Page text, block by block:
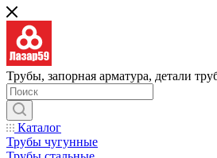
Трубы, запорная арматура, детали
Каталог
Трубы чугунные